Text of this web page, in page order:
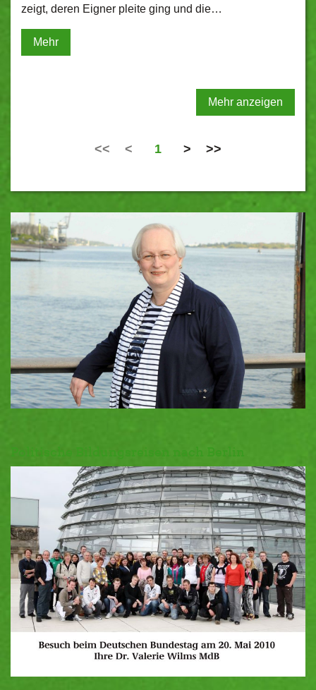
zeigt, deren Eigner pleite ging und die…
Mehr
Mehr anzeigen
<< < 1 > >>